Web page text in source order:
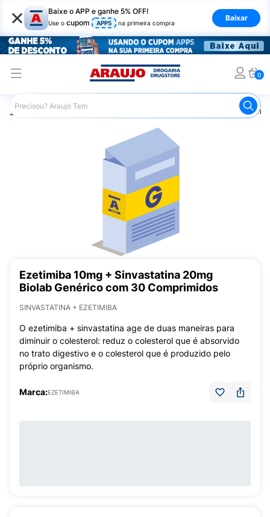
× Baixe o APP e ganhe 5% OFF!
Use o cupom APP5 na primeira compra
Baixar
0
Araujo Medicamentos
Ezetimiba 10mg + Sinvastatina 20mg
Biolab Genérico com 30 Comprimidos
SINVASTATINA + EZETIMIBA
O ezetimiba + sinvastatina age de duas maneiras para
diminuir o colesterol: reduz o colesterol que é absorvido
no trato digestivo e o colesterol que é produzido pelo
próprio organismo.
Marca:EZETIMIBA